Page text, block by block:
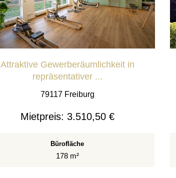
Attraktive Gewerberäumlichkeit in
repräsentativer ...
79117 Freiburg
Mietpreis: 3.510,50 €
Bürofläche
178 m²